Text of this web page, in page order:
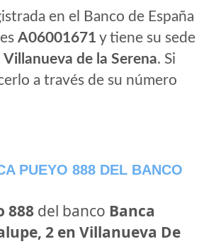
en el Banco de España
A06001671 y tiene su sede
de la Serena. Si
a través de su número
PUEYO 888 DEL BANCO
888 del banco Banca
2 en Villanueva De